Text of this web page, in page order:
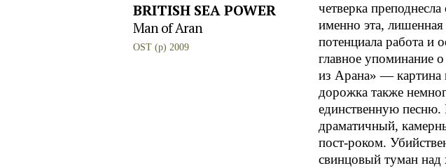
BRITISH SEA POWER
Man of Aran
OST (p) 2009
четверка
именно эта,
потенциала работа и
главное упоминание
из Арана» — картина
дорожка также
единственную
драматичный,
пост-роком.
свинцовый туман